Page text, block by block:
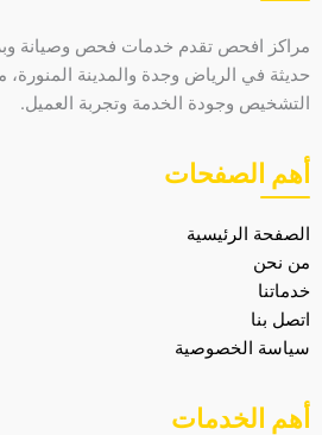
مراكز افحص تقدم خدمات فحص وصيانة
حديثة في الرياض وجدة والمدينة
التشخيص وجودة الخدمة وتجربة العميل.
أهم الصفحات
الصفحة الرئيسية
من نحن
خدماتنا
اتصل بنا
سياسة الخصوصية
أهم الخدمات